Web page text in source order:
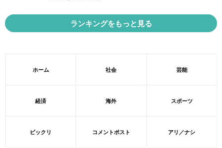
ランキングをもっと見る
ホーム 社会 芸能
経済 海外 スポーツ
ビックリ コメントポスト アリ／ナシ